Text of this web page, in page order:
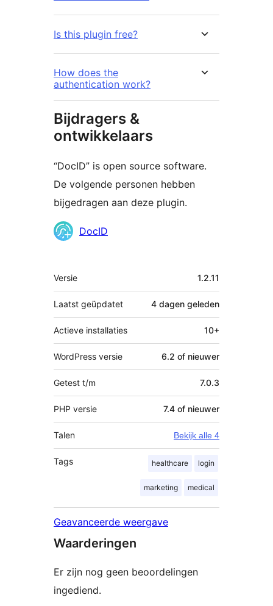
Is this plugin free?
How does the
authentication work?
Bijdragers &
ontwikkelaars
“DocID” is open source software.
De volgende personen hebben
bijgedragen aan deze plugin.
Bijdragers
DocID
Meta
Versie 1.2.11
Laatst geüpdatet 4 dagen geleden
Actieve installaties 10+
WordPress versie 6.2 of nieuwer
Getest t/m 7.0.3
PHP versie 7.4 of nieuwer
Talen Bekijk alle 4
Tags healthcare login
marketing medical
Geavanceerde weergave
Waarderingen
Er zijn nog geen beoordelingen
ingediend.